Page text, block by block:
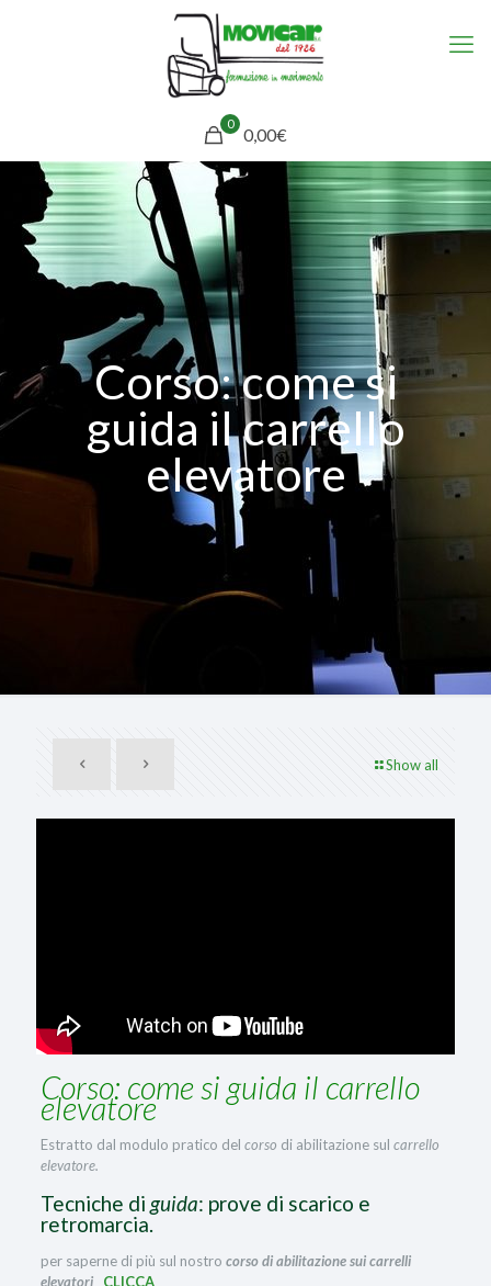
0
0,00€
Corso: come si
guida il carrello
elevatore
Show all
Corso: come si guida il carrello
elevatore
Estratto dal modulo pratico del corso di abilitazione sul carrello
elevatore.
Tecniche di guida: prove di scarico e
retromarcia.
per saperne di più sul nostro corso di abilitazione sui carrelli
elevatori
CLICCA